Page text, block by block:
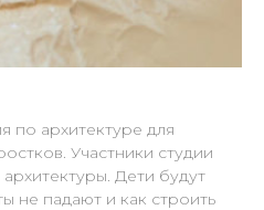
по архитектуре для
Участники студии
Дети будут
не падают и как строить